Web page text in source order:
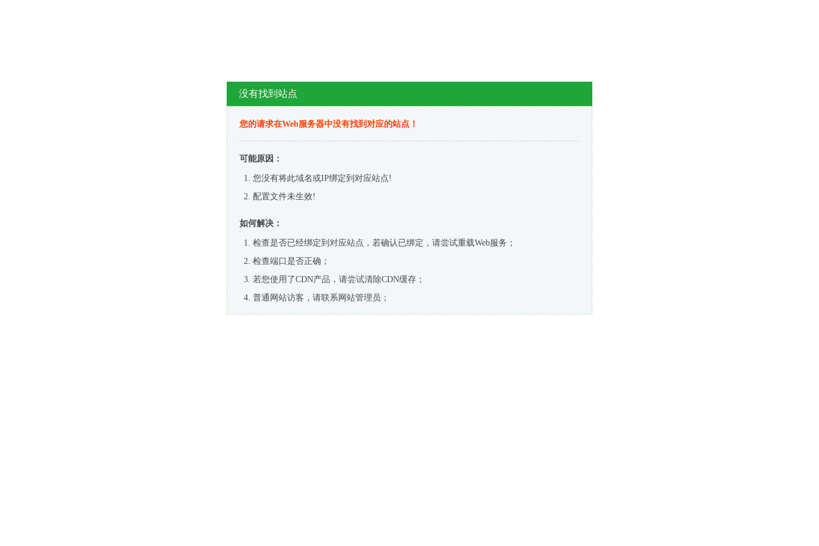
没有找到站点
您的请求在Web服务器中没有找到对应的站点！
可能原因：
您没有将此域名或IP绑定到对应站点!
配置文件未生效!
如何解决：
检查是否已经绑定到对应站点，若确认已绑定，请尝试重载Web服务；
检查端口是否正确；
若您使用了CDN产品，请尝试清除CDN缓存；
普通网站访客，请联系网站管理员；